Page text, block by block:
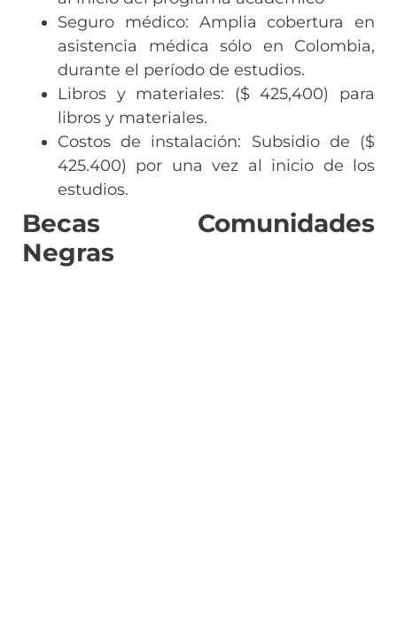
Seguro médico: Amplia cobertura en
asistencia médica sólo en Colombia,
durante el período de estudios.
Libros y materiales: ($ 425,400) para
libros y materiales.
Costos de instalación: Subsidio de ($
425.400) por una vez al inicio de los
estudios.
Becas Comunidades
Negras